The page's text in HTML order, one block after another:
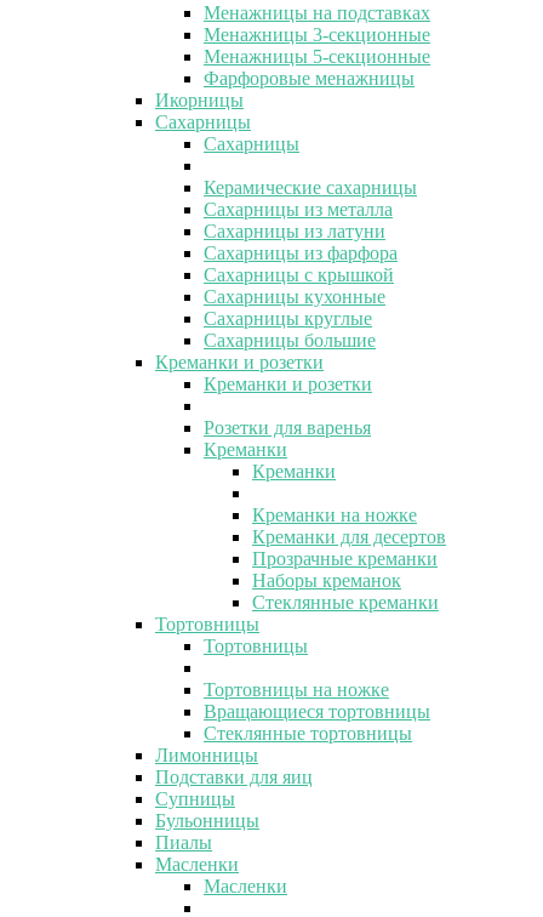
Менажницы на подставках
Менажницы 3-секционные
Менажницы 5-секционные
Фарфоровые менажницы
Икорницы
Сахарницы
Сахарницы
Керамические сахарницы
Сахарницы из металла
Сахарницы из латуни
Сахарницы из фарфора
Сахарницы с крышкой
Сахарницы кухонные
Сахарницы круглые
Сахарницы большие
Креманки и розетки
Креманки и розетки
Розетки для варенья
Креманки
Креманки
Креманки на ножке
Креманки для десертов
Прозрачные креманки
Наборы креманок
Стеклянные креманки
Тортовницы
Тортовницы
Тортовницы на ножке
Вращающиеся тортовницы
Стеклянные тортовницы
Лимонницы
Подставки для яиц
Супницы
Бульонницы
Пиалы
Масленки
Масленки